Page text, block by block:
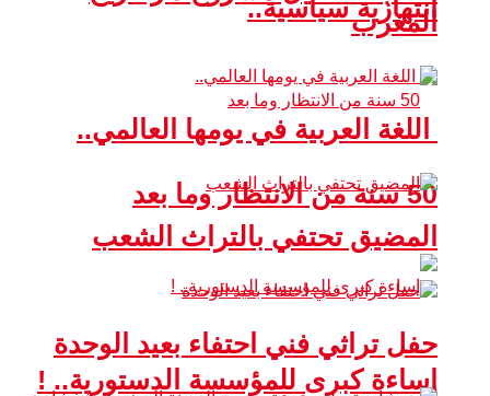
انتهازية سياسية..
50 سنة من الانتظار وما بعد
إساءة كبرى للمؤسسة الدستورية.. !
المغرب
اللغة العربية في يومها العالمي..
المضيق تحتفي بالتراث الشعب
حفل تراثي فني احتفاء بعيد الوحدة